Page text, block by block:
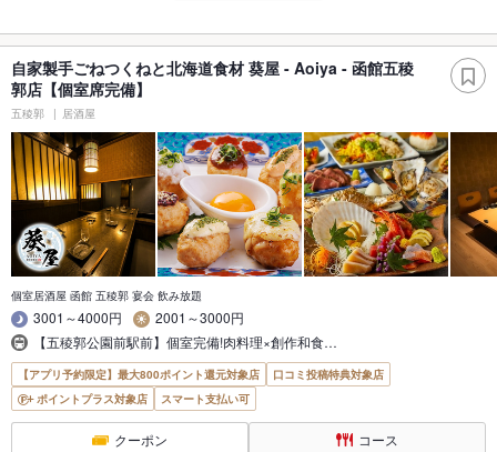
自家製手ごねつくねと北海道食材 葵屋 - Aoiya - 函館五稜
郭店【個室席完備】
五稜郭 居酒屋
個室居酒屋 函館 五稜郭 宴会 飲み放題
3001～4000円
2001～3000円
【五稜郭公園前駅前】個室完備!肉料理×創作和食…
【アプリ予約限定】最大800ポイント還元対象店
口コミ投稿特典対象店
ポイントプラス対象店
スマート支払い可
クーポン コース